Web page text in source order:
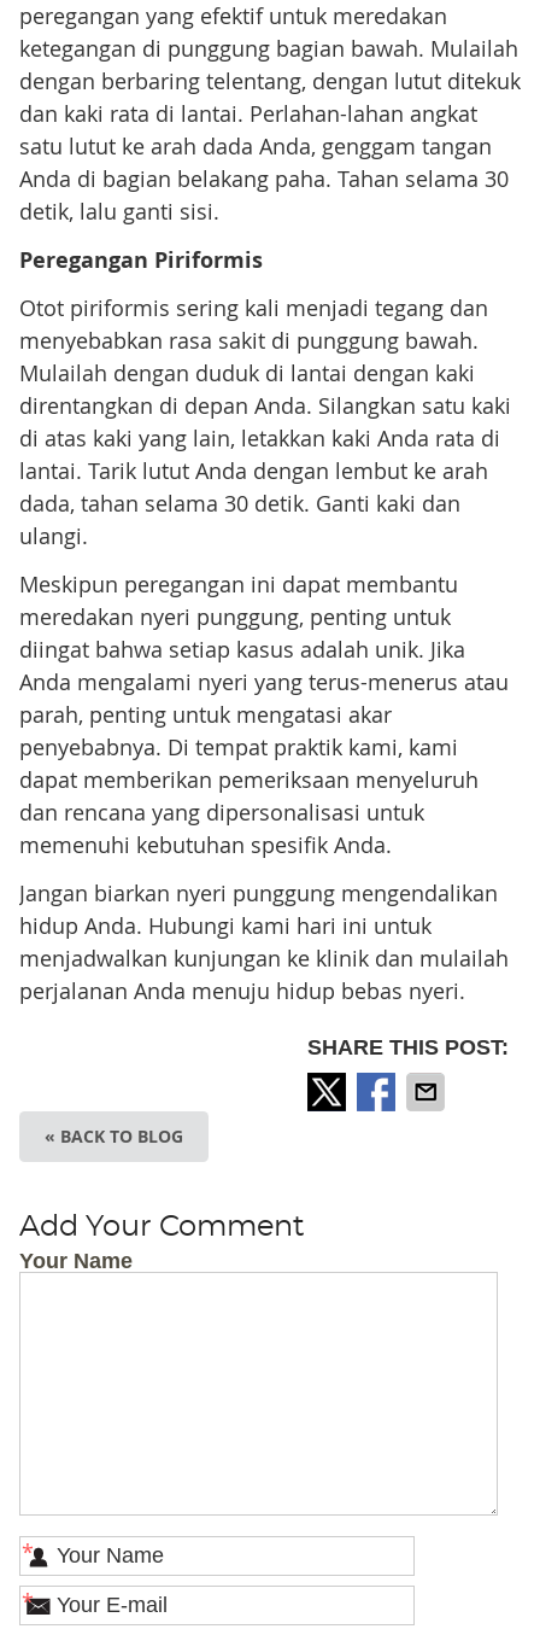
peregangan yang efektif untuk meredakan
ketegangan di punggung bagian bawah. Mulailah
dengan berbaring telentang, dengan lutut ditekuk
dan kaki rata di lantai. Perlahan-lahan angkat
satu lutut ke arah dada Anda, genggam tangan
Anda di bagian belakang paha. Tahan selama 30
detik, lalu ganti sisi.
Peregangan Piriformis
Otot piriformis sering kali menjadi tegang dan
menyebabkan rasa sakit di punggung bawah.
Mulailah dengan duduk di lantai dengan kaki
direntangkan di depan Anda. Silangkan satu kaki
di atas kaki yang lain, letakkan kaki Anda rata di
lantai. Tarik lutut Anda dengan lembut ke arah
dada, tahan selama 30 detik. Ganti kaki dan
ulangi.
Meskipun peregangan ini dapat membantu
meredakan nyeri punggung, penting untuk
diingat bahwa setiap kasus adalah unik. Jika
Anda mengalami nyeri yang terus-menerus atau
parah, penting untuk mengatasi akar
penyebabnya. Di tempat praktik kami, kami
dapat memberikan pemeriksaan menyeluruh
dan rencana yang dipersonalisasi untuk
memenuhi kebutuhan spesifik Anda.
Jangan biarkan nyeri punggung mengendalikan
hidup Anda. Hubungi kami hari ini untuk
menjadwalkan kunjungan ke klinik dan mulailah
perjalanan Anda menuju hidup bebas nyeri.
SHARE THIS POST:
« BACK TO BLOG
Add Your Comment
Your Name
*
*